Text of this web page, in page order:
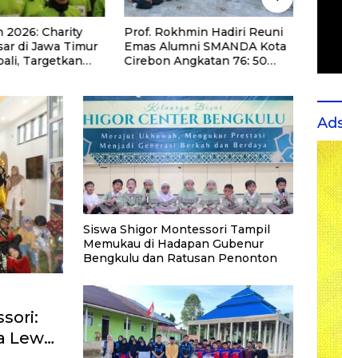
2026: Charity
di Jawa Timur
Targetkan
Prof. Rokhmin Hadiri Reuni
Emas Alumni SMANDA Kota
Cirebon Angkatan 76: 50
Lewat
Siswa Shigor Montessori Tampil
Memukau di Hadapan Gubenur
Bengkulu dan Ratusan Penonton